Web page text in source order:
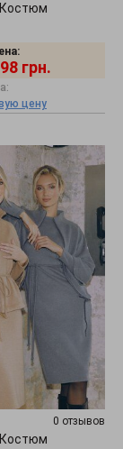
Костюм
грн.
цену
0 отзывов
Костюм